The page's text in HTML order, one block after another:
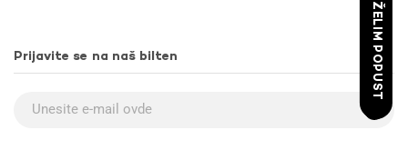
Prijavite se na naš bilten ŽELIM POPUST